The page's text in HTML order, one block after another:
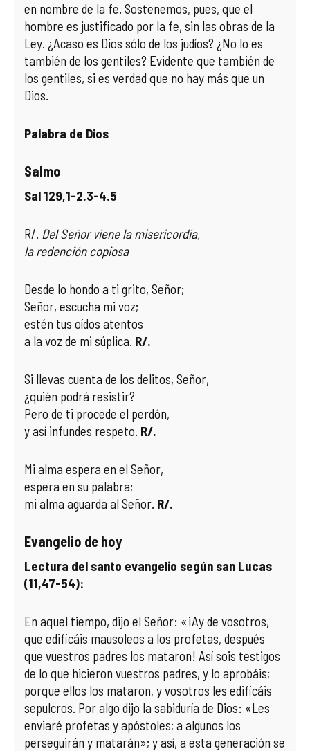
en nombre de la fe. Sostenemos, pues, que el
hombre es justificado por la fe, sin las obras de la
Ley. ¿Acaso es Dios sólo de los judíos? ¿No lo es
también de los gentiles? Evidente que también de
los gentiles, si es verdad que no hay más que un
Dios.
Palabra de Dios
Salmo
Sal 129,1-2.3-4.5
R/. Del Señor viene la misericordia,
la redención copiosa
Desde lo hondo a ti grito, Señor;
Señor, escucha mi voz;
estén tus oídos atentos
a la voz de mi súplica. R/.
Si llevas cuenta de los delitos, Señor,
¿quién podrá resistir?
Pero de ti procede el perdón,
y así infundes respeto. R/.
Mi alma espera en el Señor,
espera en su palabra;
mi alma aguarda al Señor. R/.
Evangelio de hoy
Lectura del santo evangelio según san Lucas
(11,47-54):
En aquel tiempo, dijo el Señor: «¡Ay de vosotros,
que edificáis mausoleos a los profetas, después
que vuestros padres los mataron! Así sois testigos
de lo que hicieron vuestros padres, y lo aprobáis;
porque ellos los mataron, y vosotros les edificáis
sepulcros. Por algo dijo la sabiduría de Dios: «Les
enviaré profetas y apóstoles; a algunos los
perseguirán y matarán»; y así, a esta generación se